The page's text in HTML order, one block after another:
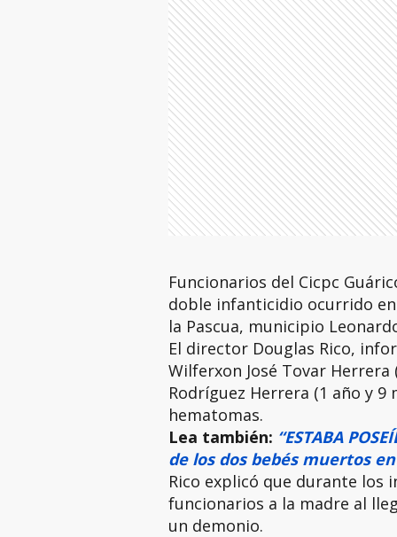
Funcionarios del Cicpc
doble infanticidio ocurrido
la Pascua, municipio
El director Douglas Rico,
Wilferxon José Tovar Herrera
Rodríguez Herrera (1 año y
hematomas.
Lea también: “ESTABA POSE
de los dos bebés muertos
Rico explicó que durante
funcionarios a la madre al
un demonio.